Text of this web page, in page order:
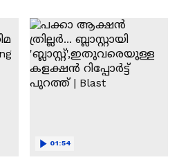
ടൈംസ്' | Mollywood
Times
01:54